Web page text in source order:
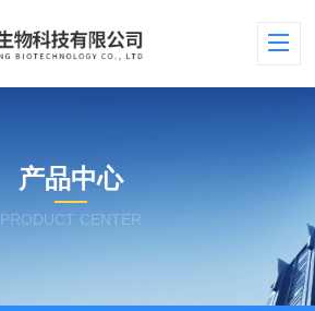
产品中心
PRODUCT CENTER